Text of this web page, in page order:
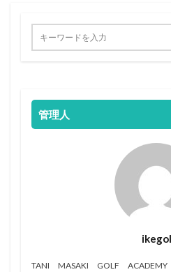
管理人
ikegol
TANI MASAKI GOLF